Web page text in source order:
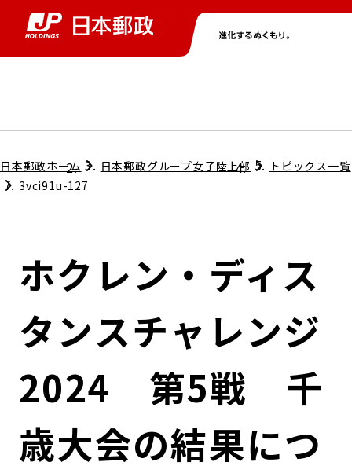
グループ情報トップ
コンプライアンス
ガバナンス
関連事業
株主・投資家情報トップ
個人投資家のみなさまへ
株式情報
IRカレンダー
ニューストップ
サステナビリティトップ
担当役員メッセージ
サステナビリティマネジメント
社会
採用情報トップ
日本郵政ホーム 日本郵政グループ女子陸上部
トピックス一覧
3vci91u-127
ホクレン・ディス
タンスチャレンジ
2024 第5戦 千
歳大会の結果につ